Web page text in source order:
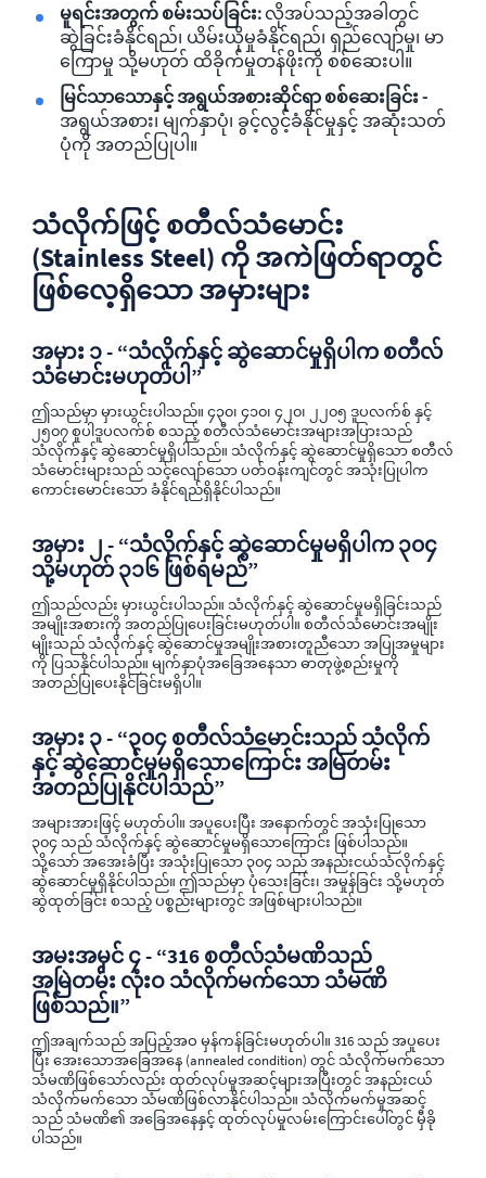
မူရင်းအတွက် စမ်းသပ်ခြင်း: လိုအပ်သည့်အခါတွင်
ဆွဲခြင်းခံနိုင်ရည်၊ ယိမ်းယိုမှုခံနိုင်ရည်၊ ရှည်လျော်မှု၊ မာ
ကြောမှု သို့မဟုတ် ထိခိုက်မှုတန်ဖိုးကို စစ်ဆေးပါ။
မြင်သာသောနှင့် အရွယ်အစားဆိုင်ရာ စစ်ဆေးခြင်း -
အရွယ်အစား၊ မျက်နှာပုံ၊ ခွင့်လွင့်ခံနိုင်မှုနှင့် အဆုံးသတ်
ပုံကို အတည်ပြုပါ။
သံလိုက်ဖြင့် စတီလ်သံမောင်း
(Stainless Steel) ကို အကဲဖြတ်ရာတွင်
ဖြစ်လေ့ရှိသော အမှားများ
အမှား ၁ - “သံလိုက်နှင့် ဆွဲဆောင်မှုရှိပါက စတီလ်
သံမောင်းမဟုတ်ပါ”
ဤသည်မှာ မှားယွင်းပါသည်။ ၄၃၀၊ ၄၁၀၊ ၄၂၀၊ ၂၂၀၅ ဒူပလက်စ် နှင့်
၂၅၀၇ စူပါဒူပလက်စ် စသည့် စတီလ်သံမောင်းအများအပြားသည်
သံလိုက်နှင့် ဆွဲဆောင်မှုရှိပါသည်။ သံလိုက်နှင့် ဆွဲဆောင်မှုရှိသော စတီလ်
သံမောင်းများသည် သင့်လျော်သော ပတ်ဝန်းကျင်တွင် အသုံးပြုပါက
ကောင်းမောင်းသော ခံနိုင်ရည်ရှိနိုင်ပါသည်။
အမှား ၂ - “သံလိုက်နှင့် ဆွဲဆောင်မှုမရှိပါက ၃၀၄
သို့မဟုတ် ၃၁၆ ဖြစ်ရမည်”
ဤသည်လည်း မှားယွင်းပါသည်။ သံလိုက်နှင့် ဆွဲဆောင်မှုမရှိခြင်းသည်
အမျိုးအစားကို အတည်ပြုပေးခြင်းမဟုတ်ပါ။ စတီလ်သံမောင်းအမျိုး
မျိုးသည် သံလိုက်နှင့် ဆွဲဆောင်မှုအမျိုးအစားတူညီသော အပြုအမှုများ
ကို ပြသနိုင်ပါသည်။ မျက်နှာပုံအခြေအနေသာ ဓာတုဖွဲ့စည်းမှုကို
အတည်ပြုပေးနိုင်ခြင်းမရှိပါ။
အမှား ၃ - “၃၀၄ စတီလ်သံမောင်းသည် သံလိုက်
နှင့် ဆွဲဆောင်မှုမရှိသောကြောင်း အမြဲတမ်း
အတည်ပြုနိုင်ပါသည်”
အများအားဖြင့် မဟုတ်ပါ။ အပူပေးပြီး အနောက်တွင် အသုံးပြုသော
၃၀၄ သည် သံလိုက်နှင့် ဆွဲဆောင်မှုမရှိသောကြောင်း ဖြစ်ပါသည်။
သို့သော် အအေးခံပြီး အသုံးပြုသော ၃၀၄ သည် အနည်းငယ်သံလိုက်နှင့်
ဆွဲဆောင်မှုရှိနိုင်ပါသည်။ ဤသည်မှာ ပုံသေးခြင်း၊ အမှုန်ခြင်း သို့မဟုတ်
ဆွဲထုတ်ခြင်း စသည့် ပစ္စည်းများတွင် အဖြစ်များပါသည်။
အမးအမှင် ၄ - “316 စတီလ်သံမဏိသည်
အမြဲတမ်း လုံးဝ သံလိုက်မက်သော သံမဏိ
ဖြစ်သည်။”
ဤအချက်သည် အပြည့်အဝ မှန်ကန်ခြင်းမဟုတ်ပါ။ 316 သည် အပူပေး
ပြီး အေးသောအခြေအနေ (annealed condition) တွင် သံလိုက်မက်သော
သံမဏိဖြစ်သော်လည်း ထုတ်လုပ်မှုအဆင့်များအပြီးတွင် အနည်းငယ်
သံလိုက်မက်သော သံမဏိဖြစ်လာနိုင်ပါသည်။ သံလိုက်မက်မှုအဆင့်
သည် သံမဏိ၏ အခြေအနေနှင့် ထုတ်လုပ်မှုလမ်းကြောင်းပေါ်တွင် မှီခို
ပါသည်။